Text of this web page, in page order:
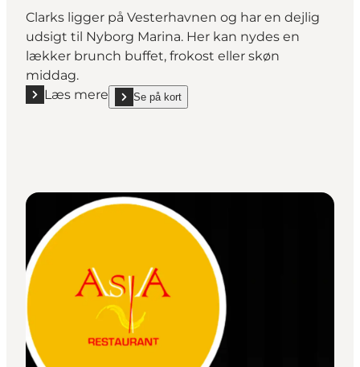
Clarks ligger på Vesterhavnen og har en dejlig
udsigt til Nyborg Marina. Her kan nydes en
lækker brunch buffet, frokost eller skøn
middag.
Læs mere
Læs mere "Café Clark's"
Se på kort
show Café Clark's on_map